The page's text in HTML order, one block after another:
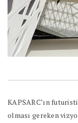
KAPSARC’ın
olması gereken